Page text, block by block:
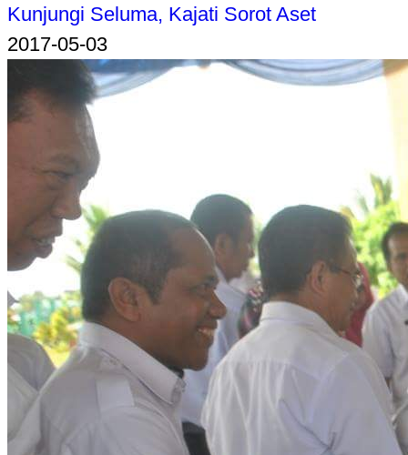
Kunjungi Seluma, Kajati Sorot Aset
2017-05-03